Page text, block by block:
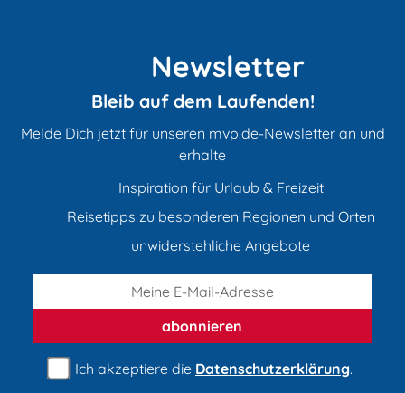
Newsletter
Bleib auf dem Laufenden!
Melde Dich jetzt für unseren mvp.de-Newsletter an und
erhalte
Inspiration für Urlaub & Freizeit
Reisetipps zu besonderen Regionen und Orten
unwiderstehliche Angebote
abonnieren
Ich akzeptiere die Datenschutzerklärung.